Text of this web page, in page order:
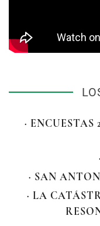
·
· SAN
· LA